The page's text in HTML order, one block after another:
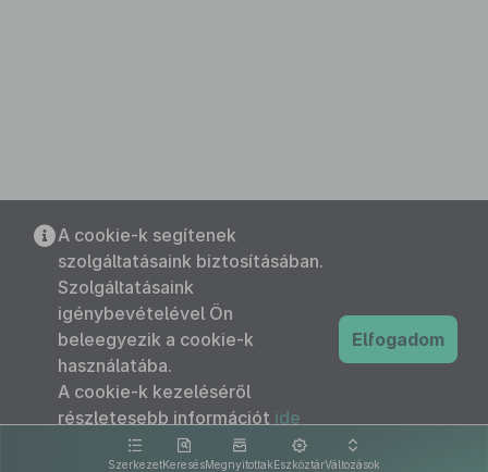
SzerkezetKeresésMegnyitottakEszköztárVáltozások
A cookie-k segítenek
szolgáltatásaink biztosításában.
Szolgáltatásaink
igénybevételével Ön
beleegyezik a cookie-k
használatába.
A cookie-k kezeléséről
részletesebb információt ide
kattintva olvashat.
Elfogadom